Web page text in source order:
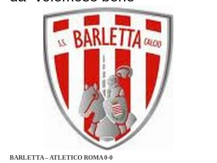
BARLETTA – ATLETICO ROMA 0-0